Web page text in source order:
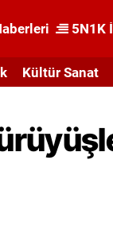
5N1K
Kültür Sanat